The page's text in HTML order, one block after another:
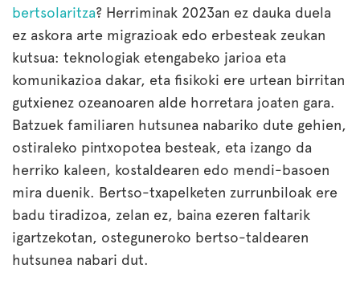
bertsolaritza? Herriminak 2023an ez dauka duela
ez askora arte migrazioak edo erbesteak zeukan
kutsua: teknologiak etengabeko jarioa eta
komunikazioa dakar, eta fisikoki ere urtean birritan
gutxienez ozeanoaren alde horretara joaten gara.
Batzuek familiaren hutsunea nabariko dute gehien,
ostiraleko pintxopotea besteak, eta izango da
herriko kaleen, kostaldearen edo mendi-basoen
mira duenik. Bertso-txapelketen zurrunbiloak ere
badu tiradizoa, zelan ez, baina ezeren faltarik
igartzekotan, osteguneroko bertso-taldearen
hutsunea nabari dut.